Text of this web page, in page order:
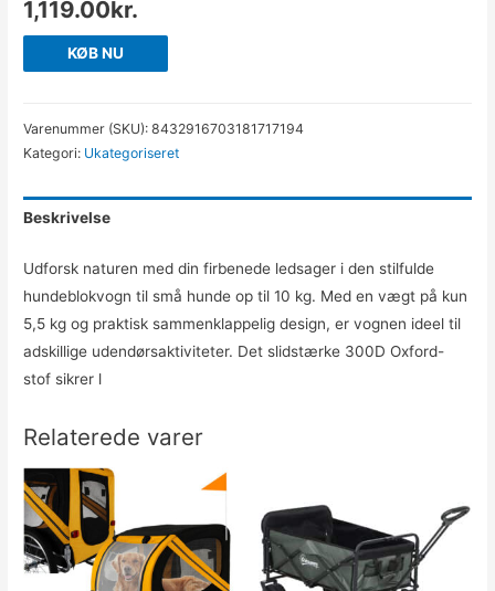
1,119.00kr.
KØB NU
Varenummer (SKU):8432916703181717194
Kategori: Ukategoriseret
Beskrivelse
Udforsk naturen med din firbenede ledsager i den stilfulde
hundeblokvogn til små hunde op til 10 kg. Med en vægt på kun
5,5 kg og praktisk sammenklappelig design, er vognen ideel til
adskillige udendørsaktiviteter. Det slidstærke 300D Oxford-
stof sikrer l
Relaterede varer